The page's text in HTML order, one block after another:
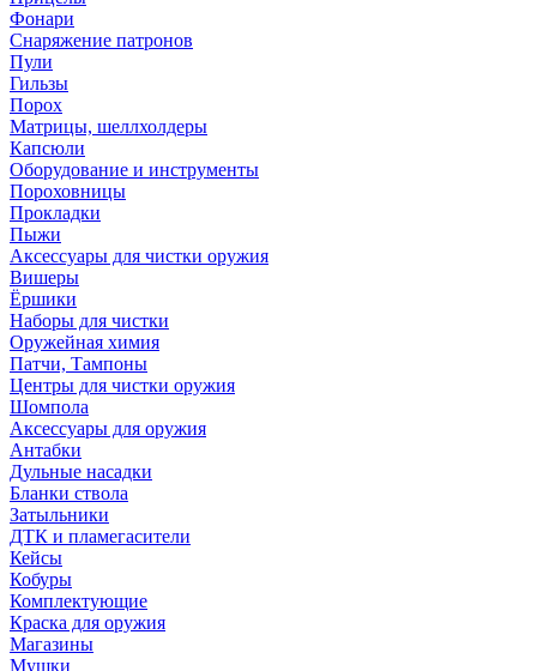
Фонари
Снаряжение патронов
Пули
Гильзы
Порох
Матрицы, шеллхолдеры
Капсюли
Оборудование и инструменты
Пороховницы
Прокладки
Пыжи
Аксессуары для чистки оружия
Вишеры
Ёршики
Наборы для чистки
Оружейная химия
Патчи, Тампоны
Центры для чистки оружия
Шомпола
Аксессуары для оружия
Антабки
Дульные насадки
Бланки ствола
Затыльники
ДТК и пламегасители
Кейсы
Кобуры
Комплектующие
Краска для оружия
Магазины
Мушки